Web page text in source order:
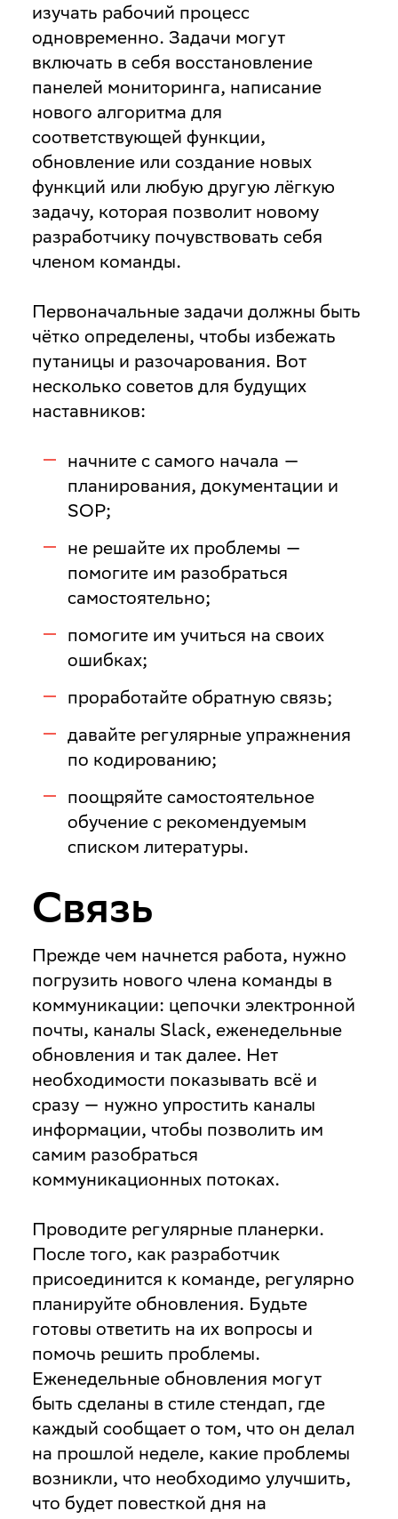
изучать рабочий процесс
одновременно. Задачи могут
включать в себя восстановление
панелей мониторинга, написание
нового алгоритма для
соответствующей функции,
обновление или создание новых
функций или любую другую лёгкую
задачу, которая позволит новому
разработчику почувствовать себя
членом команды.
Первоначальные задачи должны быть
чётко определены, чтобы избежать
путаницы и разочарования. Вот
несколько советов для будущих
наставников:
начните с самого начала —
планирования, документации и
SOP;
не решайте их проблемы —
помогите им разобраться
самостоятельно;
помогите им учиться на своих
ошибках;
проработайте обратную связь;
давайте регулярные упражнения
по кодированию;
поощряйте самостоятельное
обучение с рекомендуемым
списком литературы.
Связь
Прежде чем начнется работа, нужно
погрузить нового члена команды в
коммуникации: цепочки электронной
почты, каналы Slack, еженедельные
обновления и так далее. Нет
необходимости показывать всё и
сразу — нужно упростить каналы
информации, чтобы позволить им
самим разобраться
коммуникационных потоках.
Проводите регулярные планерки.
После того, как разработчик
присоединится к команде, регулярно
планируйте обновления. Будьте
готовы ответить на их вопросы и
помочь решить проблемы.
Еженедельные обновления могут
быть сделаны в стиле стендап, где
каждый сообщает о том, что он делал
на прошлой неделе, какие проблемы
возникли, что необходимо улучшить,
что будет повесткой дня на